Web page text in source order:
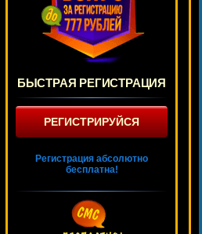
БЫСТРАЯ РЕГИСТРАЦИЯ
РЕГИСТРИРУЙСЯ
Регистрация абсолютно
бесплатна!